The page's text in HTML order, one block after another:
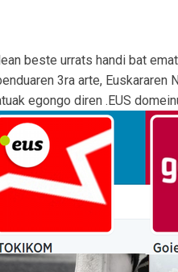
beste urrats handi bat
3ra arte, Euskararen
egongo diren .EUS